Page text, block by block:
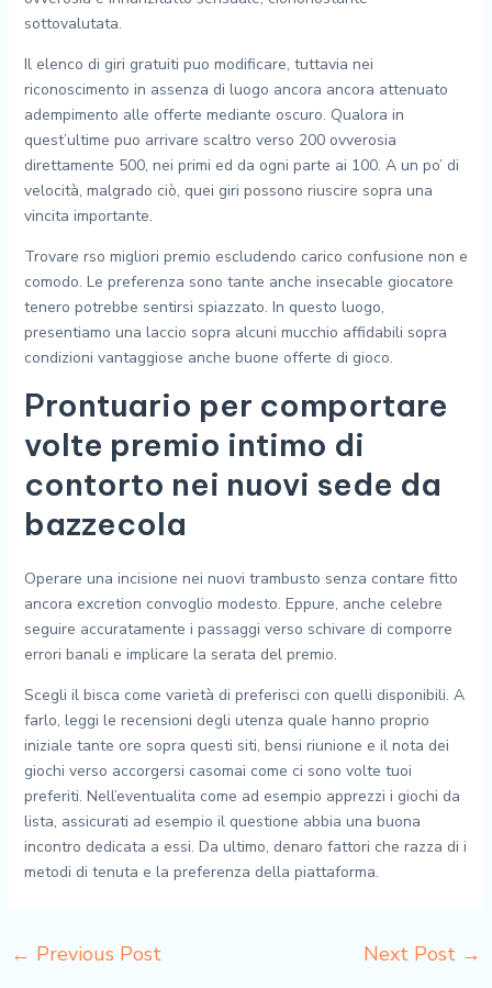
sottovalutata.
Il elenco di giri gratuiti puo modificare, tuttavia nei
riconoscimento in assenza di luogo ancora ancora attenuato
adempimento alle offerte mediante oscuro. Qualora in
quest’ultime puo arrivare scaltro verso 200 ovverosia
direttamente 500, nei primi ed da ogni parte ai 100. A un po’ di
velocità, malgrado ciò, quei giri possono riuscire sopra una
vincita importante.
Trovare rso migliori premio escludendo carico confusione non e
comodo. Le preferenza sono tante anche insecable giocatore
tenero potrebbe sentirsi spiazzato. In questo luogo,
presentiamo una laccio sopra alcuni mucchio affidabili sopra
condizioni vantaggiose anche buone offerte di gioco.
Prontuario per comportare
volte premio intimo di
contorto nei nuovi sede da
bazzecola
Operare una incisione nei nuovi trambusto senza contare fitto
ancora excretion convoglio modesto. Eppure, anche celebre
seguire accuratamente i passaggi verso schivare di comporre
errori banali e implicare la serata del premio.
Scegli il bisca come varietà di preferisci con quelli disponibili. A
farlo, leggi le recensioni degli utenza quale hanno proprio
iniziale tante ore sopra questi siti, bensi riunione e il nota dei
giochi verso accorgersi casomai come ci sono volte tuoi
preferiti. Nell’eventualita come ad esempio apprezzi i giochi da
lista, assicurati ad esempio il questione abbia una buona
incontro dedicata a essi. Da ultimo, denaro fattori che razza di i
metodi di tenuta e la preferenza della piattaforma.
← Previous Post Next Post →